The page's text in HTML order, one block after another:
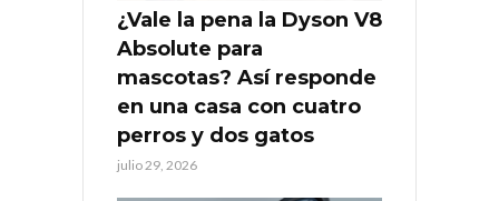
¿Vale la pena la Dyson V8
Absolute para
mascotas? Así responde
en una casa con cuatro
perros y dos gatos
julio 29, 2026